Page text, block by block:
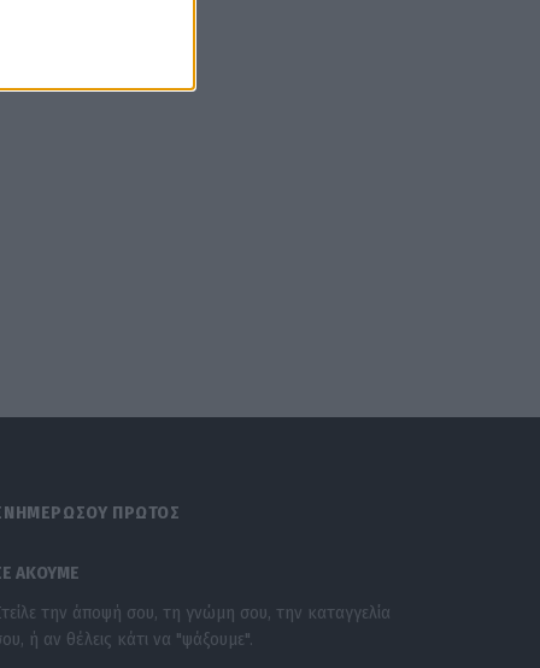
ΠΡΩΤΟΣ
ΑΚΟΥΜΕ
την άποψή σου, τη γνώμη σου, την καταγγελία
ή αν θέλεις κάτι να "ψάξουμε".